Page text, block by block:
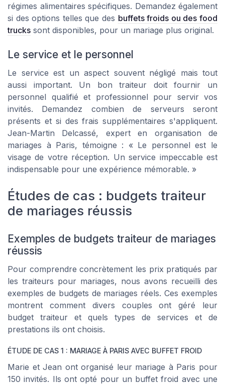
régimes alimentaires spécifiques. Demandez également
si des options telles que des buffets froids ou des food
trucks sont disponibles, pour un mariage plus original.
Le service et le personnel
Le service est un aspect souvent négligé mais tout
aussi important. Un bon traiteur doit fournir un
personnel qualifié et professionnel pour servir vos
invités. Demandez combien de serveurs seront
présents et si des frais supplémentaires s'appliquent.
Jean-Martin Delcassé, expert en organisation de
mariages à Paris, témoigne : « Le personnel est le
visage de votre réception. Un service impeccable est
indispensable pour une expérience mémorable. »
Études de cas : budgets traiteur
de mariages réussis
Exemples de budgets traiteur de mariages
réussis
Pour comprendre concrètement les prix pratiqués par
les traiteurs pour mariages, nous avons recueilli des
exemples de budgets de mariages réels. Ces exemples
montrent comment divers couples ont géré leur
budget traiteur et quels types de services et de
prestations ils ont choisis.
ÉTUDE DE CAS 1 : MARIAGE À PARIS AVEC BUFFET FROID
Marie et Jean ont organisé leur mariage à Paris pour
150 invités. Ils ont opté pour un buffet froid avec une